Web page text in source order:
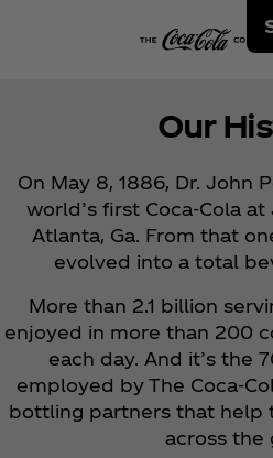
Our
On May 8, 1886, Dr. John
world’s first Coca‑Cola
Atlanta, Ga. From that
evolved into a total
More than 2.1 billion
enjoyed in more than 200
each day. And it’s the
employed by The
bottling partners that help
across the